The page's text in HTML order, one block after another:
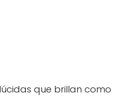
que brillan como